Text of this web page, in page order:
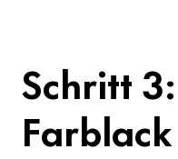
Schritt
Farblack